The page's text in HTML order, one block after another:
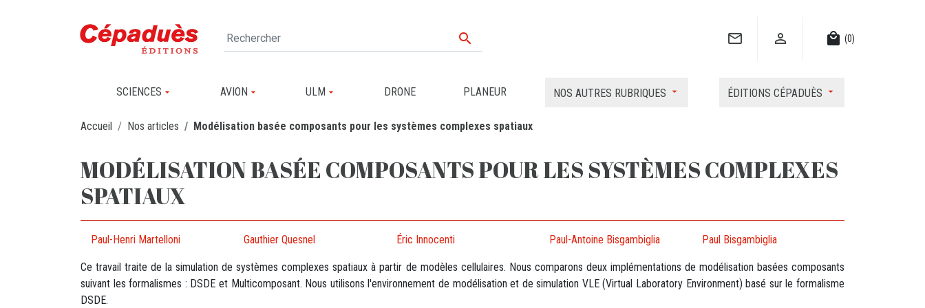
   local_mall (0)
SCIENCES AVION ULM DRONE PLANEUR NOS AUTRES RUBRIQUES ÉDITIONS CÉPADUÈS
Accueil Nos articles Modélisation basée composants pour les systèmes complexes spatiaux
MODÉLISATION BASÉE COMPOSANTS POUR LES SYSTÈMES COMPLEXES
SPATIAUX
Paul-Henri Martelloni Gauthier Quesnel Éric Innocenti Paul-Antoine Bisgambiglia Paul Bisgambiglia
Ce travail traite de la simulation de systèmes complexes spatiaux à partir de modèles cellulaires. Nous comparons deux implémentations de modélisation basées composants
suivant les formalismes : DSDE et Multicomposant. Nous utilisons l'environnement de modélisation et de simulation VLE (Virtual Laboratory Environment) basé sur le formalisme
DSDE.